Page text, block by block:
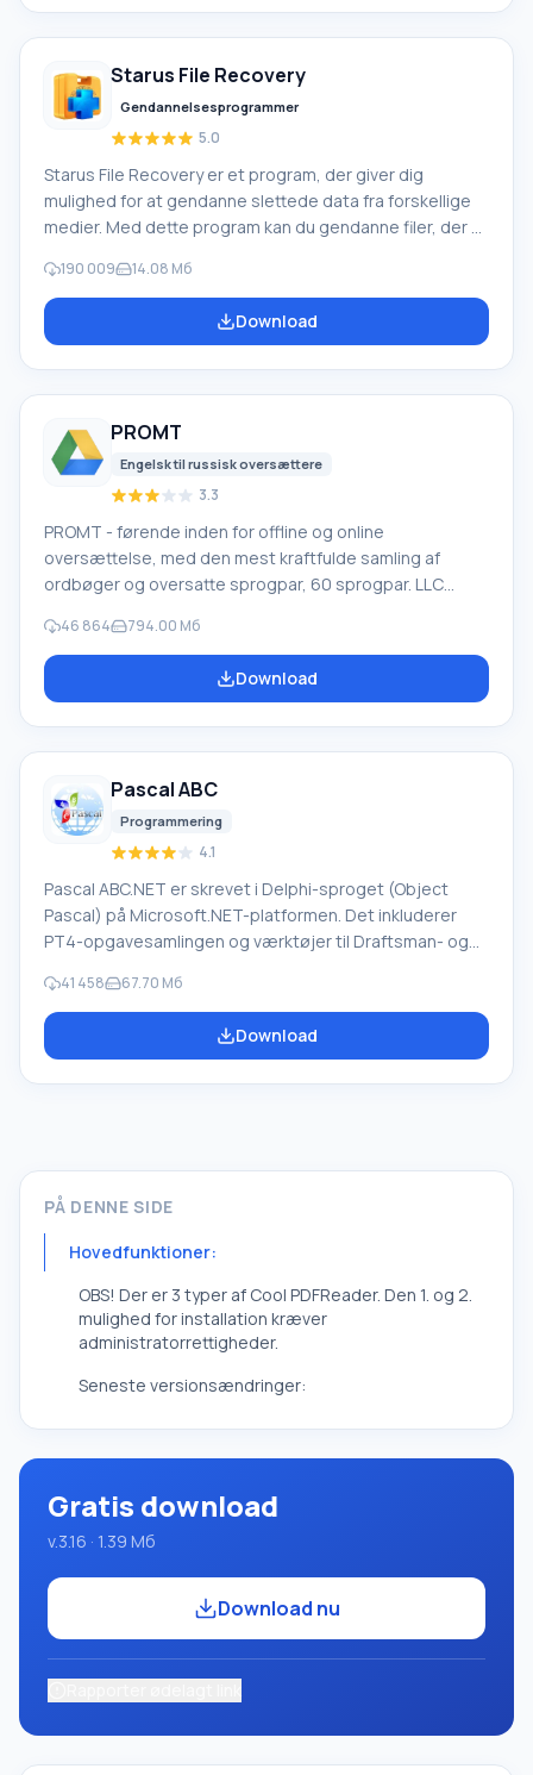
Starus File Recovery
Gendannelsesprogrammer
5.0
Starus File Recovery er et program, der giver dig
mulighed for at gendanne slettede data fra forskellige
medier. Med dette program kan du gendanne filer, der er
slettet uden om papirkurven, skjult af ondsindet
software, mistet på grund af softwarefejl, fuldstændig
tømning af papirkurven, formatering eller sletning af
190 009 14.08 Мб
Download
PROMT
Engelsk til russisk oversættere
3.3
PROMT - førende inden for offline og online
oversættelse, med den mest kraftfulde samling af
ordbøger og oversatte sprogpar, 60 sprogpar. LLC
oversættelsessystemer til private brugere og
virksomheder. PROMT-software giver oversættelse af
enhver tekst ved hjælp af indbyggede ordbøger,
udenlandsk firma
46 864 794.00 Мб
Download
Pascal ABC
Programmering
4.1
Pascal ABC.NET er skrevet i Delphi-sproget (Object
Pascal) på Microsoft.NET-platformen. Det inkluderer
PT4-opgavesamlingen og værktøjer til Draftsman- og
lærer programmering. Hovedformålet med Pascal
ABC.NET-programmeringssystemet er at studere og
undervise i moderne programmeringssprog. Funktioner
41 458 67.70 Мб
Download
PÅ DENNE SIDE
Hovedfunktioner:
OBS! Der er 3 typer af Cool PDFReader. Den 1. og 2.
mulighed for installation kræver
administratorrettigheder.
Seneste versionsændringer:
Gratis download
v.3.16 · 1.39 Mб
Download nu